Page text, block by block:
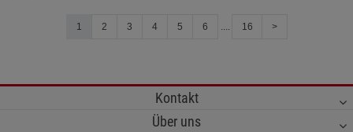
1 2 3 4 5 6 .... 16 >
Kontakt
Über uns